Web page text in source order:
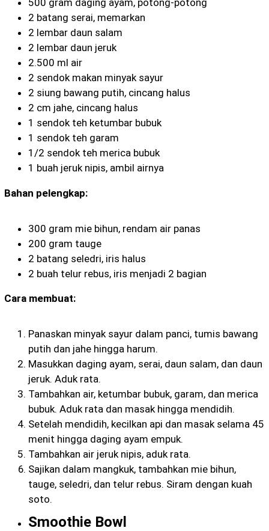
500 gram daging ayam, potong-potong
2 batang serai, memarkan
2 lembar daun salam
2 lembar daun jeruk
2.500 ml air
2 sendok makan minyak sayur
2 siung bawang putih, cincang halus
2 cm jahe, cincang halus
1 sendok teh ketumbar bubuk
1 sendok teh garam
1/2 sendok teh merica bubuk
1 buah jeruk nipis, ambil airnya
Bahan pelengkap:
300 gram mie bihun, rendam air panas
200 gram tauge
2 batang seledri, iris halus
2 buah telur rebus, iris menjadi 2 bagian
Cara membuat:
Panaskan minyak sayur dalam panci, tumis bawang
putih dan jahe hingga harum.
Masukkan daging ayam, serai, daun salam, dan daun
jeruk. Aduk rata.
Tambahkan air, ketumbar bubuk, garam, dan merica
bubuk. Aduk rata dan masak hingga mendidih.
Setelah mendidih, kecilkan api dan masak selama 45
menit hingga daging ayam empuk.
Tambahkan air jeruk nipis, aduk rata.
Sajikan dalam mangkuk, tambahkan mie bihun,
tauge, seledri, dan telur rebus. Siram dengan kuah
soto.
Smoothie Bowl